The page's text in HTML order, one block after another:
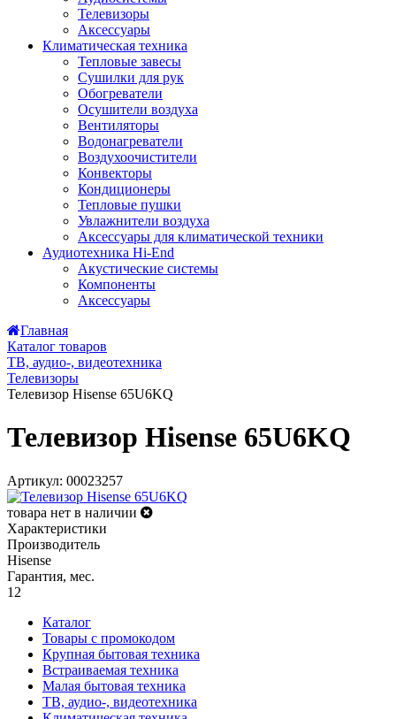
Телевизоры
Аксессуары
Климатическая техника
Тепловые завесы
Сушилки для рук
Обогреватели
Осушители воздуха
Вентиляторы
Водонагреватели
Воздухоочистители
Конвекторы
Кондиционеры
Тепловые пушки
Увлажнители воздуха
Аксессуары для климатической техники
Аудиотехника Hi-End
Акустические системы
Компоненты
Аксессуары
Главная
Каталог товаров
ТВ, аудио-, видеотехника
Телевизоры
Телевизор Hisense 65U6KQ
Телевизор Hisense 65U6KQ
Артикул: 00023257
товара нет в наличии
Характеристики
Производитель
Hisense
Гарантия, мес.
12
Каталог
Товары с промокодом
Крупная бытовая техника
Встраиваемая техника
Малая бытовая техника
ТВ, аудио-, видеотехника